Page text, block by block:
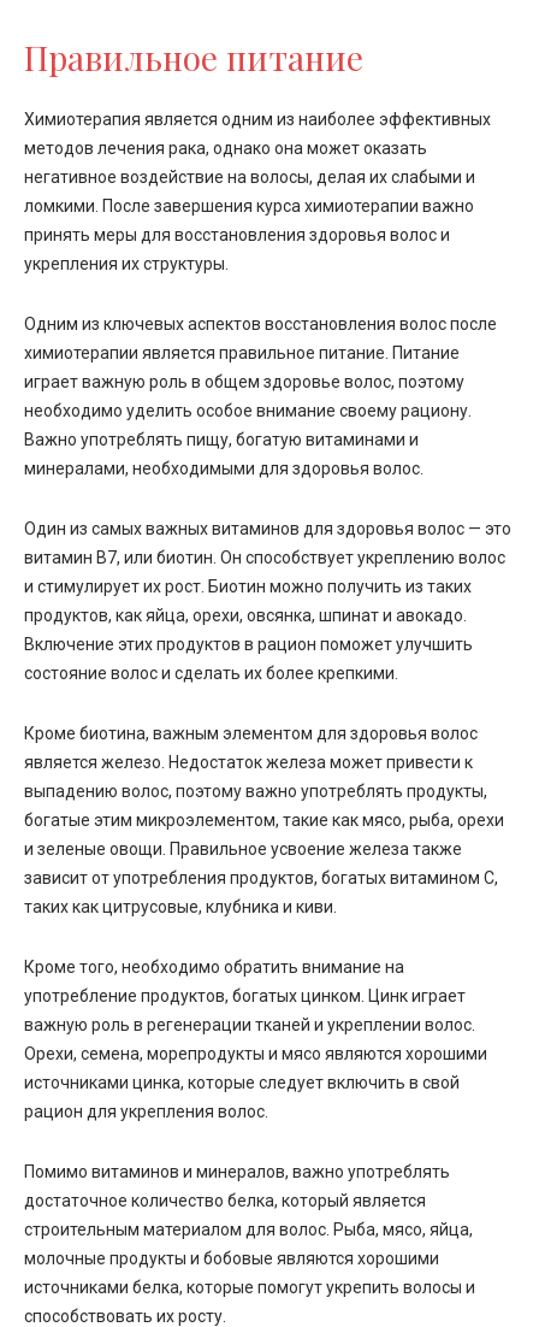
Правильное питание
Химиотерапия является одним из наиболее эффективных
методов лечения рака, однако она может оказать
негативное воздействие на волосы, делая их слабыми и
ломкими. После завершения курса химиотерапии важно
принять меры для восстановления здоровья волос и
укрепления их структуры.
Одним из ключевых аспектов восстановления волос после
химиотерапии является правильное питание. Питание
играет важную роль в общем здоровье волос, поэтому
необходимо уделить особое внимание своему рациону.
Важно употреблять пищу, богатую витаминами и
минералами, необходимыми для здоровья волос.
Один из самых важных витаминов для здоровья волос — это
витамин В7, или биотин. Он способствует укреплению волос
и стимулирует их рост. Биотин можно получить из таких
продуктов, как яйца, орехи, овсянка, шпинат и авокадо.
Включение этих продуктов в рацион поможет улучшить
состояние волос и сделать их более крепкими.
Кроме биотина, важным элементом для здоровья волос
является железо. Недостаток железа может привести к
выпадению волос, поэтому важно употреблять продукты,
богатые этим микроэлементом, такие как мясо, рыба, орехи
и зеленые овощи. Правильное усвоение железа также
зависит от употребления продуктов, богатых витамином С,
таких как цитрусовые, клубника и киви.
Кроме того, необходимо обратить внимание на
употребление продуктов, богатых цинком. Цинк играет
важную роль в регенерации тканей и укреплении волос.
Орехи, семена, морепродукты и мясо являются хорошими
источниками цинка, которые следует включить в свой
рацион для укрепления волос.
Помимо витаминов и минералов, важно употреблять
достаточное количество белка, который является
строительным материалом для волос. Рыба, мясо, яйца,
молочные продукты и бобовые являются хорошими
источниками белка, которые помогут укрепить волосы и
способствовать их росту.